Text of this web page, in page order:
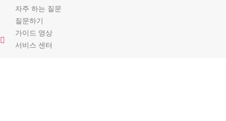
자주 하는 질문
질문하기
가이드 영상
서비스 센터